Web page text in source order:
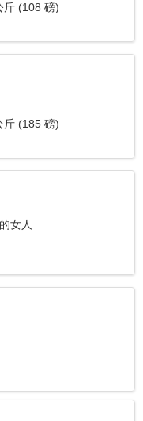
斤 (108 磅)
斤 (185 磅)
女人